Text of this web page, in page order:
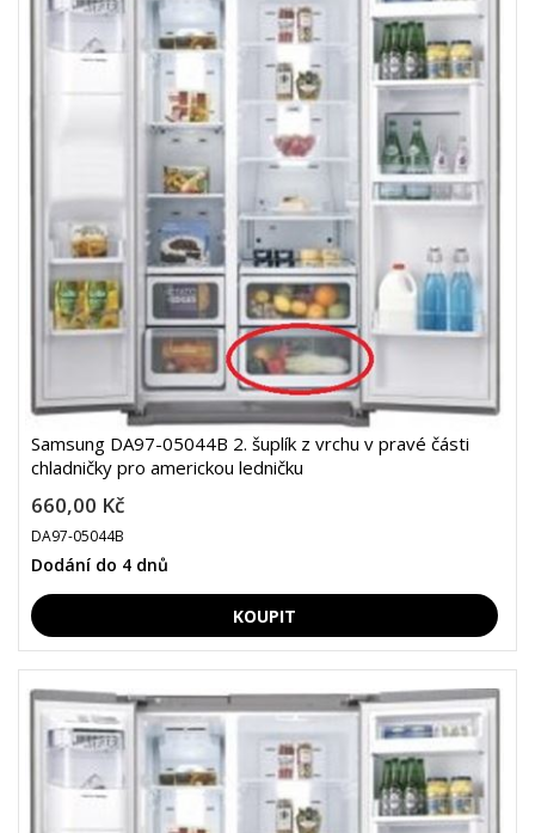
Samsung DA97-05044B 2. šuplík z vrchu v pravé části
chladničky pro americkou ledničku
660,00 Kč
DA97-05044B
Dodání do 4 dnů